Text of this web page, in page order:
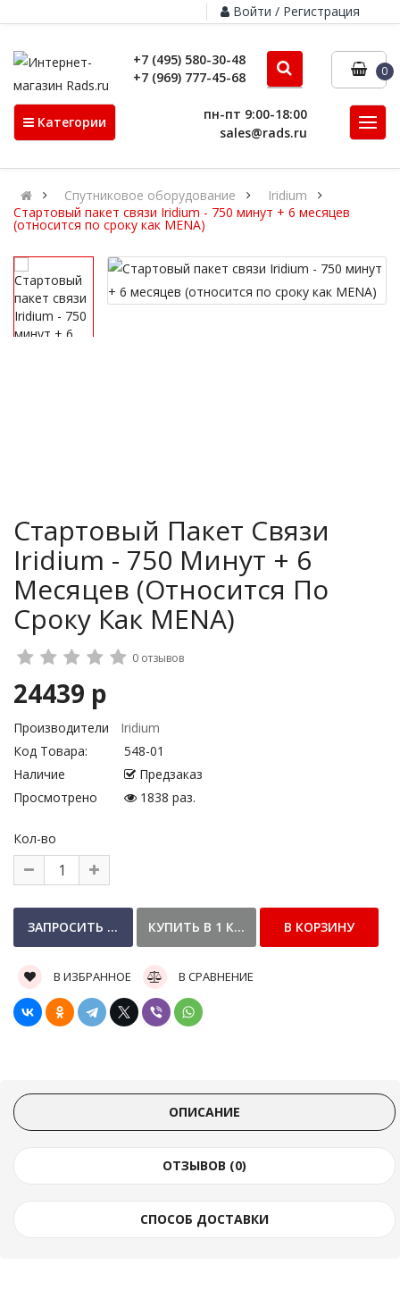
Войти / Регистрация
+7 (495) 580-30-48
+7 (969) 777-45-68
0
Категории
пн-пт 9:00-18:00
sales@rads.ru
Спутниковое оборудование
Iridium
Стартовый пакет связи Iridium - 750 минут + 6 месяцев
(относится по сроку как MENA)
Стартовый Пакет Связи
Iridium - 750 Минут + 6
Месяцев (относится По
Сроку Как MENA)
0 отзывов
24439 р
Производители
Iridium
Код Товара:
548-01
Наличие
Предзаказ
Просмотрено
1838 раз.
Кол-во
В ИЗБРАННОЕ В СРАВНЕНИЕ
ОПИСАНИЕ
ОТЗЫВОВ (0)
СПОСОБ ДОСТАВКИ